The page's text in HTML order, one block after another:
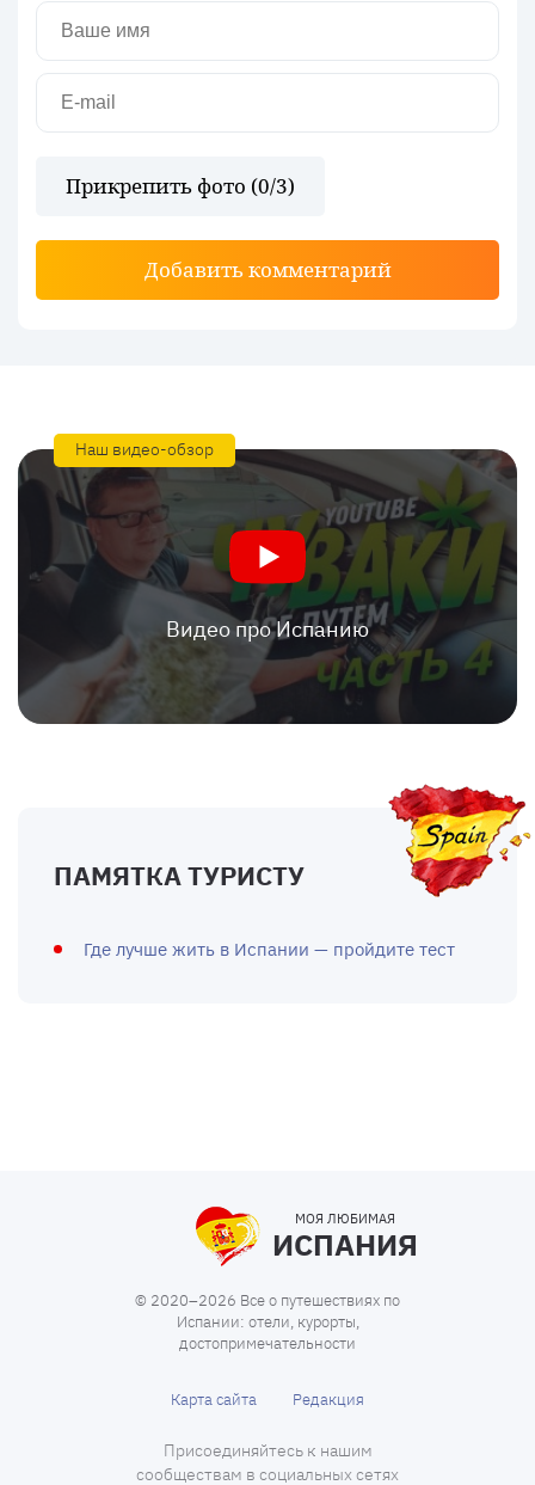
Прикрепить фото (0/3)
Добавить комментарий
Наш видео-обзор
Видео про Испанию
ПАМЯТКА ТУРИСТУ
Где лучше жить в Испании — пройдите тест
МОЯ ЛЮБИМАЯ
ИСПАНИЯ
© 2020–2026 Все о путешествиях по
Испании: отели, курорты,
достопримечательности
Карта сайта Редакция
Присоединяйтесь к нашим
сообществам в социальных сетях